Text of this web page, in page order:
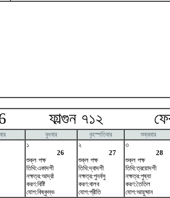
ফাল্গুন ৭১২
বুধবার বৃহস্পতিবার
শুক্রবার
১
26
শুক্ল পক্ষ
তিথি:একাদশী
নক্ষত্র:আর্দ্রা
করণ:বিষ্টি
যোগ:বিষ্কুম্ভ
২
27
শুক্ল পক্ষ
তিথি:দ্বাদশী
নক্ষত্র:পুনর্বসু
করণ:বালব
যোগ:প্রীতি
৩
28
শুক্ল পক্ষ
তিথি:ত্রয়োদশী
নক্ষত্র:পুষ্যা
করণ:তৈতিল
যোগ:আয়ুষ্মান